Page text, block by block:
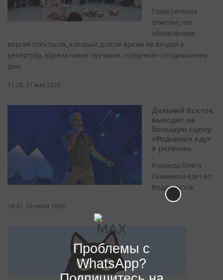
Глава региона
отметил, что
обновленная
версия спектакля, который долгое время не входил в
репертуар, обрела новое звучание, созвучное сегодняшнему
дню
11:28, 31 мая 2026
Дальний Восток
выходит на
большую сцену:
«Родники» едут
в регионы
Команда Олега
Газманова едет во
Владивосток
18:47, 10 июля 2026
Проблемы с
WhatsApp?